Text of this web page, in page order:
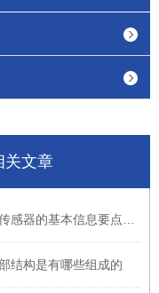
关文章
结构是有哪些组成的